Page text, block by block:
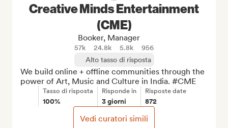
Creative Minds Entertainment
(CME)
Booker, Manager
57k 24.8k 5.8k
956
Alto tasso di risposta
We build online + offline communities through the
power of Art, Music and Culture in India. #CME
Tasso di risposta
100%
Risponde in
3 giorni
Risposte date
872
Vedi curatori simili